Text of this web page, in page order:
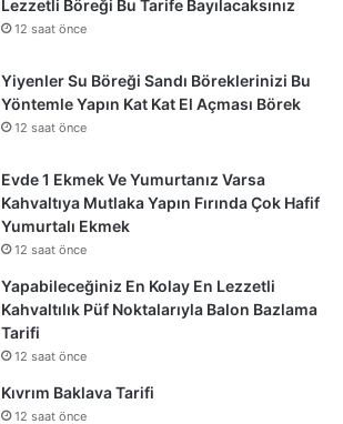
Lezzetli Böreği Bu Tarife Bayılacaksınız
12 saat önce
Yiyenler Su Böreği Sandı Böreklerinizi Bu
Yöntemle Yapın Kat Kat El Açması Börek
12 saat önce
Evde 1 Ekmek Ve Yumurtanız Varsa
Kahvaltıya Mutlaka Yapın Fırında Çok Hafif
Yumurtalı Ekmek
12 saat önce
Yapabileceğiniz En Kolay En Lezzetli
Kahvaltılık Püf Noktalarıyla Balon Bazlama
Tarifi
12 saat önce
Kıvrım Baklava Tarifi
12 saat önce